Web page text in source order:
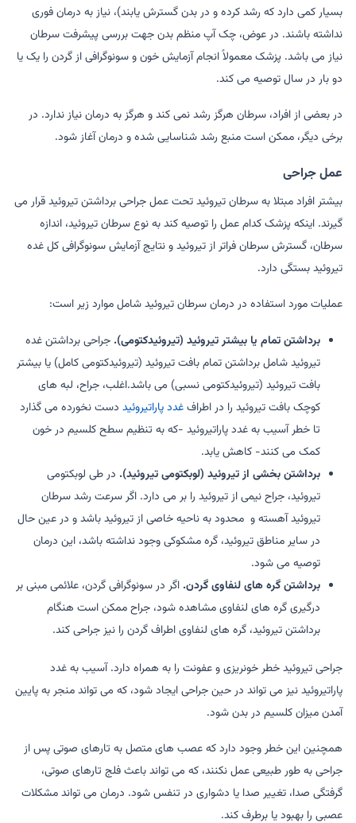
بسیار کمی دارد که رشد کرده و در بدن گسترش یابند)، نیاز به درمان فوری
نداشته باشند. در عوض، چک آپ منظم بدن جهت بررسی پیشرفت سرطان
نیاز می باشد. پزشک معمولاً انجام آزمایش خون و سونوگرافی از گردن را یک یا
دو بار در سال توصیه می کند.
در بعضی از افراد، سرطان هرگز رشد نمی کند و هرگز به درمان نیاز ندارد. در
برخی دیگر، ممکن است منبع رشد شناسایی شده و درمان آغاز شود.
عمل جراحی
بیشتر افراد مبتلا به سرطان تیروئید تحت عمل جراحی برداشتن تیروئید قرار می
گیرند. اینکه پزشک کدام عمل را توصیه کند به نوع سرطان تیروئید، اندازه
سرطان، گسترش سرطان فراتر از تیروئید و نتایج آزمایش سونوگرافی کل غده
تیروئید بستگی دارد.
عملیات مورد استفاده در درمان سرطان تیروئید شامل موارد زیر است:
برداشتن تمام یا بیشتر تیروئید (تیروئیدکتومی). جراحی برداشتن غده
تیروئید شامل برداشتن تمام بافت تیروئید (تیروئیدکتومی کامل) یا بیشتر
بافت تیروئید (تیروئیدکتومی نسبی) می باشد.اغلب، جراح، لبه های
کوچک بافت تیروئید را در اطرافغدد پاراتیروئید دست نخورده می گذارد
تا خطر آسیب به غدد پاراتیروئید -که به تنظیم سطح کلسیم در خون
کمک می کنند- کاهش یابد.
برداشتن بخشی از تیروئید (لوبکتومی تیروئید). در طی لوبکتومی
تیروئید، جراح نیمی از تیروئید را بر می دارد. اگر سرعت رشد سرطان
تیروئید آهسته و محدود به ناحیه خاصی از تیروئید باشد و در عین حال
در سایر مناطق تیروئید، گره مشکوکی وجود نداشته باشد، این درمان
توصیه می شود.
برداشتن گره های لنفاوی گردن. اگر در سونوگرافی گردن، علائمی مبنی بر
درگیری گره های لنفاوی مشاهده شود، جراح ممکن است هنگام
برداشتن تیروئید، گره های لنفاوی اطراف گردن را نیز جراحی کند.
جراحی تیروئید خطر خونریزی و عفونت را به همراه دارد. آسیب به غدد
پاراتیروئید نیز می تواند در حین جراحی ایجاد شود، که می تواند منجر به پایین
آمدن میزان کلسیم در بدن شود.
همچنین این خطر وجود دارد که عصب های متصل به تارهای صوتی پس از
جراحی به طور طبیعی عمل نکنند، که می تواند باعث فلج تارهای صوتی،
گرفتگی صدا، تغییر صدا یا دشواری در تنفس شود. درمان می تواند مشکلات
عصبی را بهبود یا برطرف کند.